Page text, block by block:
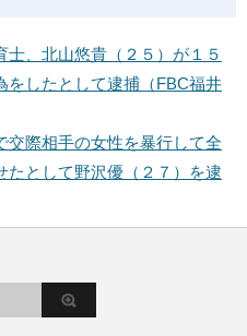
士、北山悠貴（２５）が１５
をしたとして逮捕（FBC福井
交際相手の女性を暴行して全
たとして野沢優（２７）を逮